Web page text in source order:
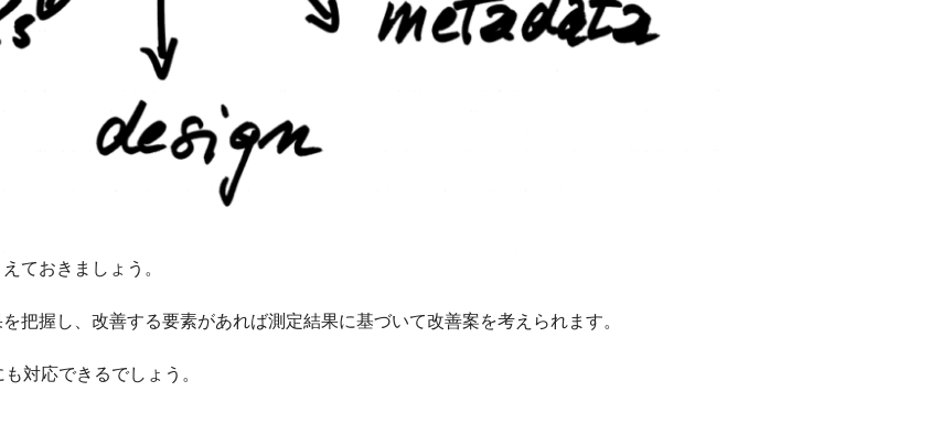
ておきましょう。
把握し、改善する要素があれば測定結果に基づいて改善案を考えられます。
対応できるでしょう。